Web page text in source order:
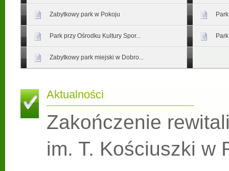
Zabytkowy park w Pokoju
Park przy Ośrodku Kultury Spor...
Zabytkowy park miejski w Dobro...
Aktualności
Zakończenie
im. T. Kościuszki w